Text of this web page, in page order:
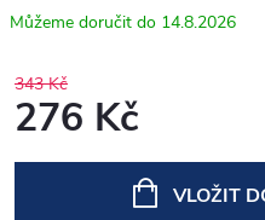
14.8.2026
343 Kč
276 Kč
VLOŽIT